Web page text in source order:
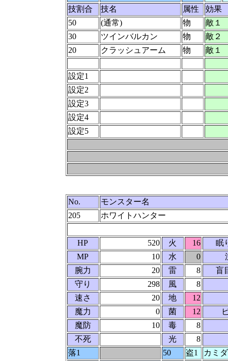
技割合
技名 属性
効果
50
(通常) 物
敵１
30
ツインバルカン 物
敵２
20
クラッシュアーム 物 敵１
設定1
設定2
設定3
設定4
設定5
No.
モンスター名
205
ホワイトハンター
HP 520 火 16
眠
MP
10 水 0
腕力
20 雷 8
盲
守り
298 風
8
速さ
20 地
12
魔力
0 菌 12
魔防
10 毒
8
不死
光
8
落1
50 盗1
カミ